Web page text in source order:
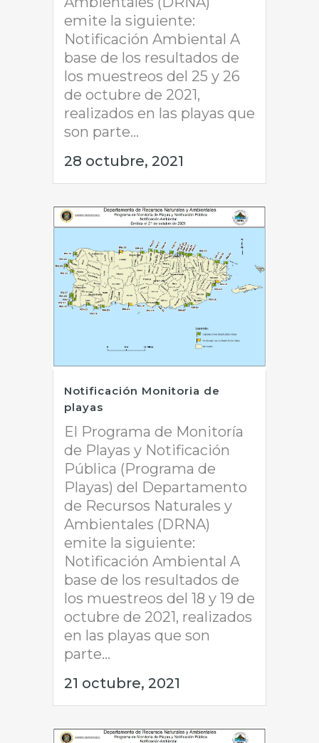
emite la siguiente:
Notificación Ambiental A
base de los resultados de
los muestreos del 25 y 26
de octubre de 2021,
realizados en las playas que
son parte...
28 octubre, 2021
Notificación Monitoria de
playas
El Programa de Monitoría
de Playas y Notificación
Pública (Programa de
Playas) del Departamento
de Recursos Naturales y
Ambientales (DRNA)
emite la siguiente:
Notificación Ambiental A
base de los resultados de
los muestreos del 18 y 19 de
octubre de 2021, realizados
en las playas que son
parte...
21 octubre, 2021